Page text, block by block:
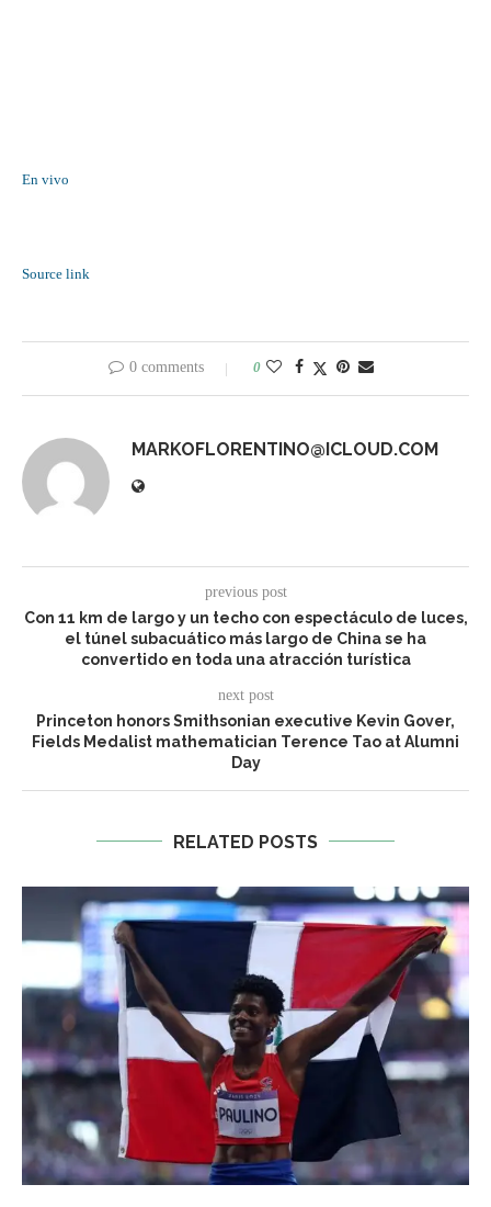
En vivo
Source link
0 comments 0
MARKOFLORENTINO@ICLOUD.COM
previous post
Con 11 km de largo y un techo con espectáculo de luces,
el túnel subacuático más largo de China se ha
convertido en toda una atracción turística
next post
Princeton honors Smithsonian executive Kevin Gover,
Fields Medalist mathematician Terence Tao at Alumni
Day
RELATED POSTS